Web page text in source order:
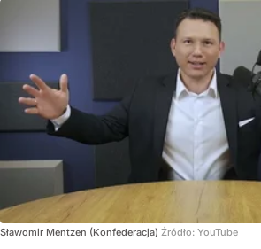
Sławomir Mentzen (Konfederacja) Źródło: YouTube